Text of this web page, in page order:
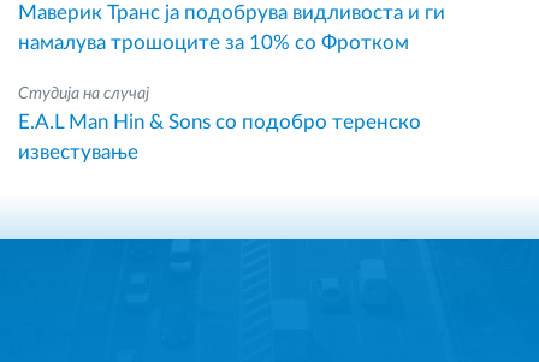
Маверик Транс ја подобрува видливоста и ги
намалува трошоците за 10% со Фротком
Студија на случај
E.A.L Man Hin & Sons со подобро теренско
известување